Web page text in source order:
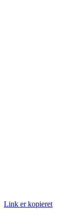
Link er kopieret